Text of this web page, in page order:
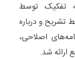
تفکیک توسط
تشریح و درباره
اصلاحی،
ارائه شد.